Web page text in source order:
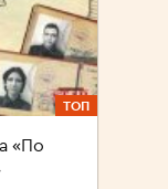
ТОП
«По